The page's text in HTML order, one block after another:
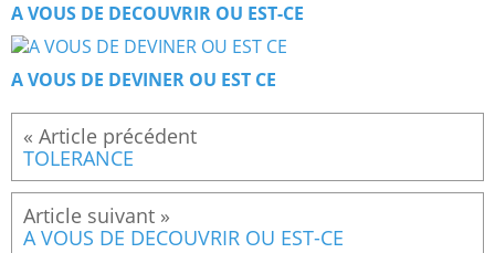
A VOUS DE DECOUVRIR OU EST-CE
A VOUS DE DEVINER OU EST CE
TOLERANCE
A VOUS DE DECOUVRIR OU EST-CE